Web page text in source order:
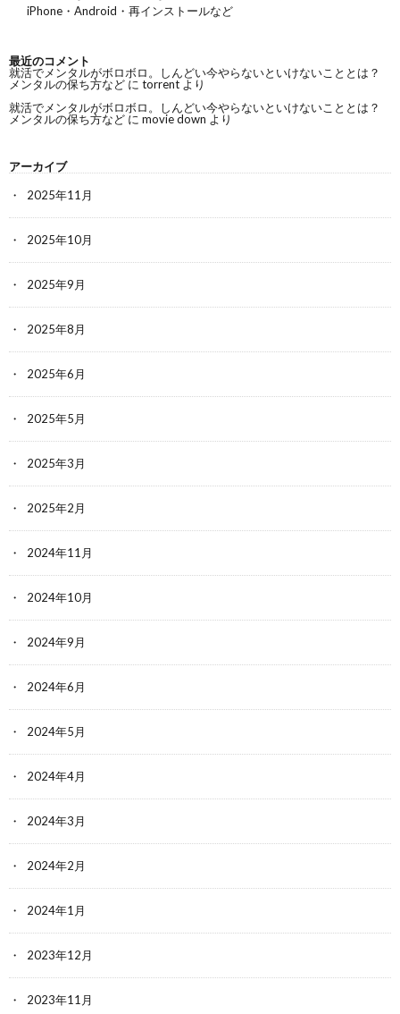
iPhone・Android・再インストールなど
最近のコメント
就活でメンタルがボロボロ。しんどい今やらないといけないこととは？
メンタルの保ち方など に torrent より
就活でメンタルがボロボロ。しんどい今やらないといけないこととは？
メンタルの保ち方など に movie down より
アーカイブ
2025年11月
2025年10月
2025年9月
2025年8月
2025年6月
2025年5月
2025年3月
2025年2月
2024年11月
2024年10月
2024年9月
2024年6月
2024年5月
2024年4月
2024年3月
2024年2月
2024年1月
2023年12月
2023年11月